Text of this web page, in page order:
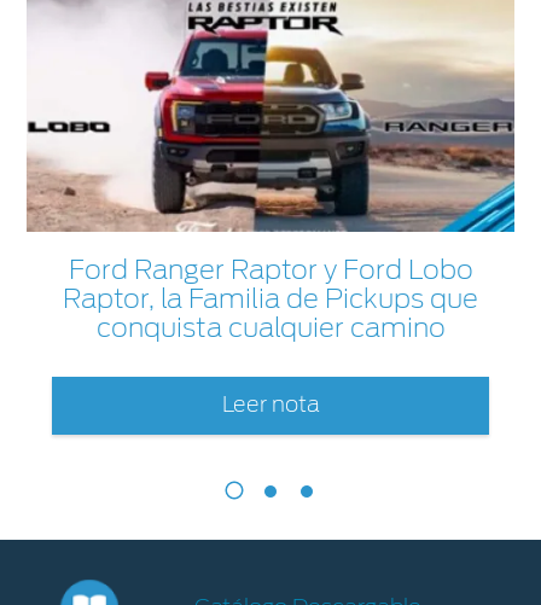
Ford Ranger Raptor y Ford Lobo
Raptor, la Familia de Pickups que
conquista cualquier camino
Leer nota